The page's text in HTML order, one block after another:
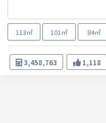
113㎡ 101㎡ 84㎡
3,458,763 1,118